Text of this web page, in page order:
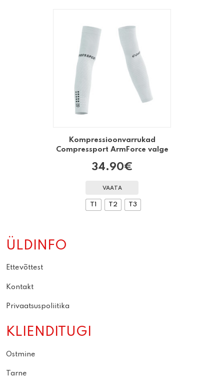
Kompressioonvarrukad
Compressport ArmForce valge
34.90€
VAATA
T1 T2 T3
ÜLDINFO
Ettevõttest
Kontakt
Privaatsuspoliitika
KLIENDITUGI
Ostmine
Tarne